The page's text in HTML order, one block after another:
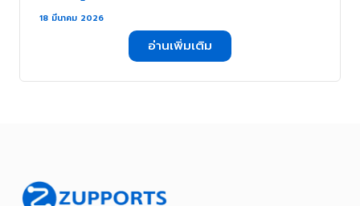
18 มีนาคม 2026
อ่านเพิ่มเติม